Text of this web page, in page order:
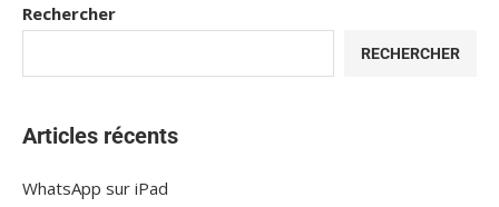
Rechercher
RECHERCHER
Articles récents
WhatsApp sur iPad